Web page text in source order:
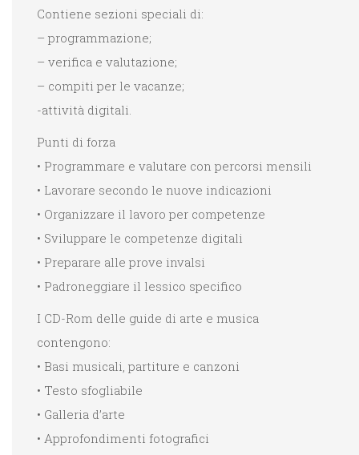
Contiene sezioni speciali di:
– programmazione;
– verifica e valutazione;
– compiti per le vacanze;
-attività digitali.
Punti di forza
• Programmare e valutare con percorsi mensili
• Lavorare secondo le nuove indicazioni
• Organizzare il lavoro per competenze
• Sviluppare le competenze digitali
• Preparare alle prove invalsi
• Padroneggiare il lessico specifico
I CD-Rom delle guide di arte e musica
contengono:
• Basi musicali, partiture e canzoni
• Testo sfogliabile
• Galleria d’arte
• Approfondimenti fotografici